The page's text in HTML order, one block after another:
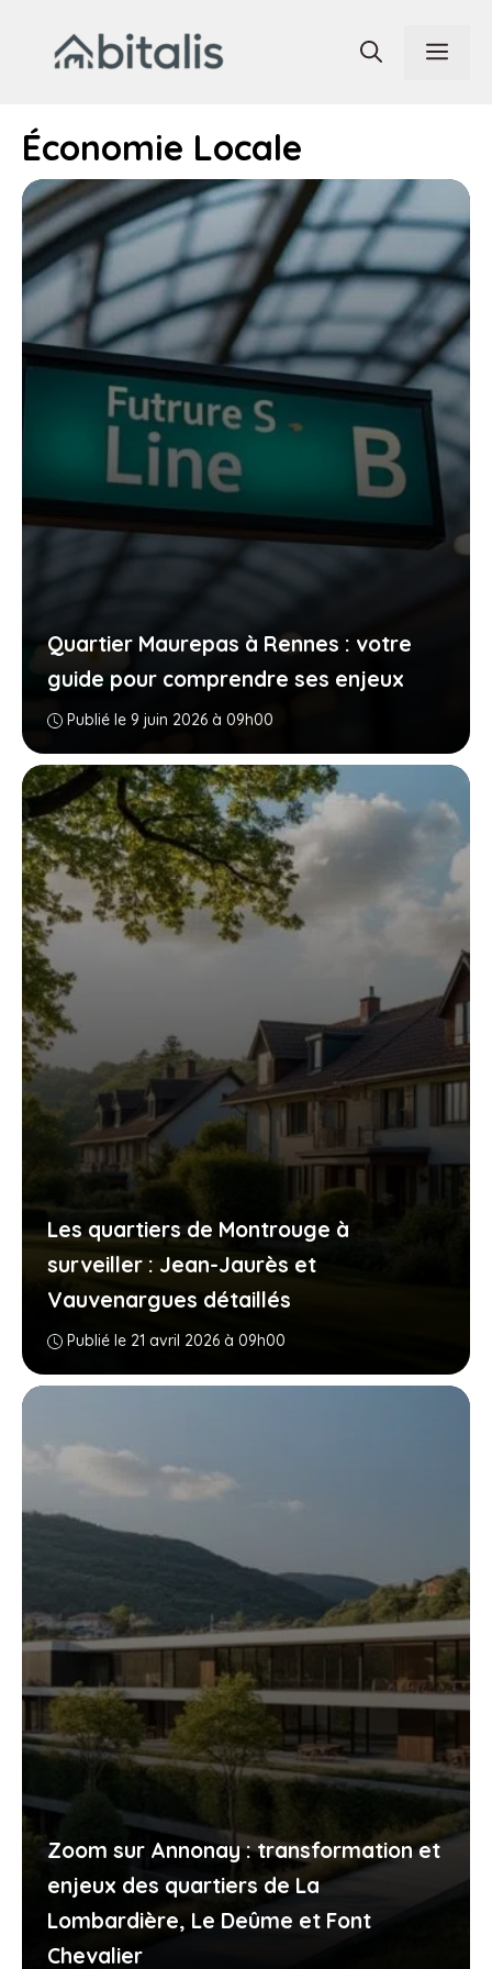
contenu
Économie Locale
Quartier Maurepas à Rennes : votre
guide pour comprendre ses enjeux
Publié le 9 juin 2026 à 09h00
Les quartiers de Montrouge à
surveiller : Jean-Jaurès et
Vauvenargues détaillés
Publié le 21 avril 2026 à 09h00
Zoom sur Annonay : transformation et
enjeux des quartiers de La
Lombardière, Le Deûme et Font
Chevalier